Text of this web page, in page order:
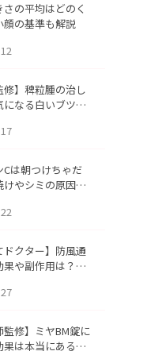
の平均はどのく
顔の基準も解説
修】稗粒腫の治し
になる白いブツブ
Cは朝つけちゃだ
けやシミの原因に
ドクター】防風通
果や副作用は？長
監修】ミヤBM錠に
果は本当にある